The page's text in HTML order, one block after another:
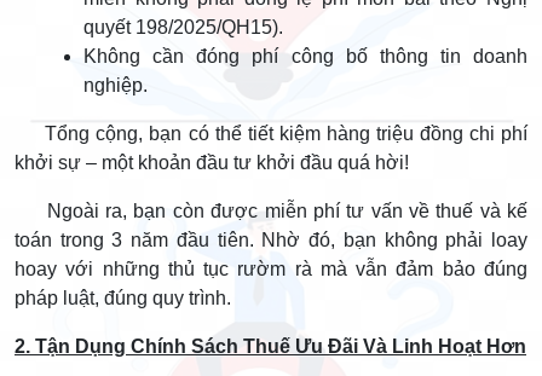
quyết 198/2025/QH15).
Không cần đóng phí công bố thông tin doanh
nghiệp.
Tổng cộng, bạn có thể tiết kiệm hàng triệu đồng chi phí
khởi sự – một khoản đầu tư khởi đầu quá hời!
Ngoài ra, bạn còn được miễn phí tư vấn về thuế và kế
toán trong 3 năm đầu tiên. Nhờ đó, bạn không phải loay
hoay với những thủ tục rườm rà mà vẫn đảm bảo đúng
pháp luật, đúng quy trình.
2. Tận Dụng Chính Sách Thuế Ưu Đãi Và Linh Hoạt Hơn